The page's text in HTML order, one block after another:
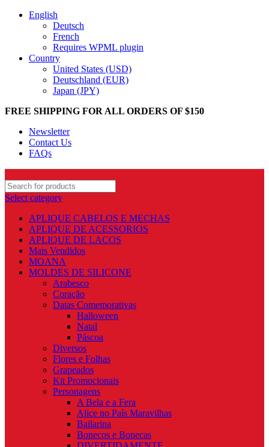
English
Deutsch
French
Requires WPML plugin
Country
United States (USD)
Deutschland (EUR)
Japan (JPY)
FREE SHIPPING FOR ALL ORDERS OF $150
Newsletter
Contact Us
FAQs
Select category
APLIQUE CABELOS E MECHAS
APLIQUE DE ACESSORIOS
APLIQUE DE LAÇOS
Mais Vendidos
MOANA
MOLDES DE SILICONE
Arabesco
Coração
Datas Comemorativas
Halloween
Natal
Páscoa
Diversos
Flores e Folhas
Grapeados
Kit Promocionais
Personagens
A Bela e a Fera
Alice no País Maravilhas
Bailarina
Bonecos e Bonecas